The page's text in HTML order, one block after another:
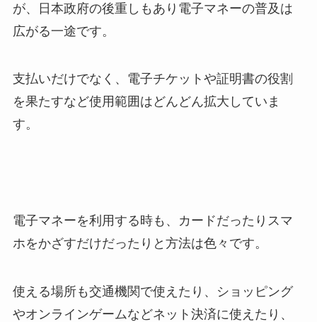
が、日本政府の後重しもあり電子マネーの普及は
広がる一途です。
支払いだけでなく、電子チケットや証明書の役割
を果たすなど使用範囲はどんどん拡大していま
す。
電子マネーを利用する時も、カードだったりスマ
ホをかざすだけだったりと方法は色々です。
使える場所も交通機関で使えたり、ショッピング
やオンラインゲームなどネット決済に使えたり、